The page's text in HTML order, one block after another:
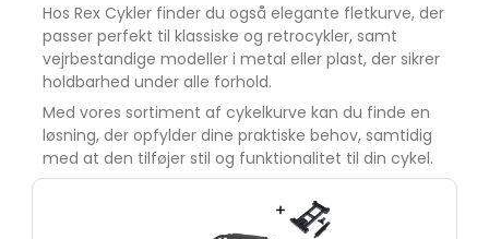
Hos Rex Cykler finder du også elegante fletkurve, der
passer perfekt til klassiske og retrocykler, samt
vejrbestandige modeller i metal eller plast, der sikrer
holdbarhed under alle forhold.
Med vores sortiment af cykelkurve kan du finde en
løsning, der opfylder dine praktiske behov, samtidig
med at den tilføjer stil og funktionalitet til din cykel.